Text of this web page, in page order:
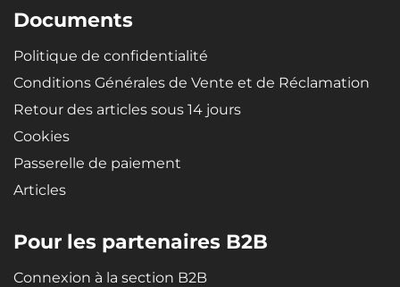
Documents
Politique de confidentialité
Conditions Générales de Vente et de Réclamation
Retour des articles sous 14 jours
Cookies
Passerelle de paiement
Articles
Pour les partenaires B2B
Connexion à la section B2B